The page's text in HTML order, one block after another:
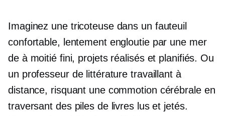
Imaginez une tricoteuse dans un fauteuil
confortable, lentement engloutie par une mer
de à moitié fini, projets réalisés et planifiés. Ou
un professeur de littérature travaillant à
distance, risquant une commotion cérébrale en
traversant des piles de livres lus et jetés.